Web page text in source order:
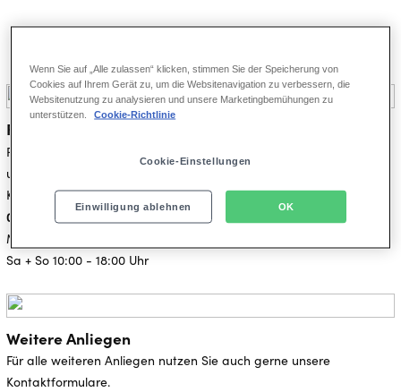
Kundenservice & Kontakt
Fragen zu Ihrer Bestellung
Für Rückfragen zu einer
und Theatern wenden Sie sich gerne kostenlos an unseren
Kundenservice:
0800 - 000 1961
Mo - Fr 8:00 - 20:00 Uhr
Sa + So 10:00 - 18:00 Uhr
Weitere Anliegen
Für alle weiteren Anliegen nutzen Sie auch gerne unsere
Kontaktformulare.
Wenn Sie auf „Alle zulassen“ klicken, stimmen Sie der Speicherung von
Cookies auf Ihrem Gerät zu, um die Websitenavigation zu verbessern, die
Websitenutzung zu analysieren und unsere Marketingbemühungen zu
unterstützen.
Cookie-Richtlinie
Cookie-Einstellungen
Einwilligung ablehnen OK